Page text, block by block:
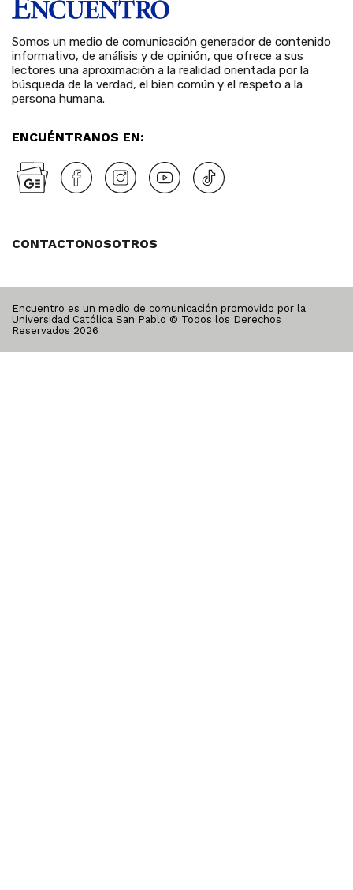
Somos un medio de comunicación generador de contenido
informativo, de análisis y de opinión, que ofrece a sus
lectores una aproximación a la realidad orientada por la
búsqueda de la verdad, el bien común y el respeto a la
persona humana.
ENCUÉNTRANOS EN:
CONTACTONOSOTROS
Encuentro es un medio de comunicación promovido por la
Universidad Católica San Pablo © Todos los Derechos
Reservados 2026